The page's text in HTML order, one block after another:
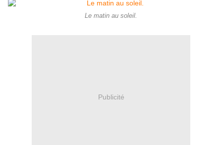
Le matin au soleil.
Publicité